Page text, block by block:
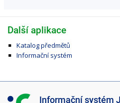
Další aplikace
Katalog předmětů
Informační systém
I Informační systém